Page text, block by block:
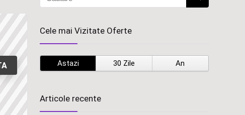
Cele mai Vizitate Oferte
Astazi 30 Zile An
Articole recente